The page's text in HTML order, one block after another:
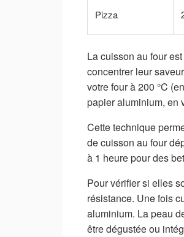
Pizza
La cuisson au four
concentrer leur
votre four à 200 °C
papier aluminium, en
Cette technique
de cuisson au four
à 1 heure pour des
Pour vérifier si elles
résistance. Une fois
aluminium. La peau
être dégustée ou